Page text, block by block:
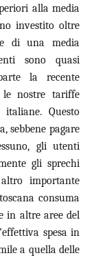
alla media
investito oltre
di una media
sono quasi
la recente
le nostre tariffe
Questo
sebbene pagare
gli utenti
gli sprechi
importante
consuma
in altre aree del
spesa in
a quella delle